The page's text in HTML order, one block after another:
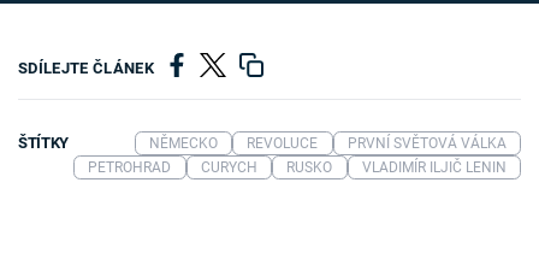
SDÍLEJTE ČLÁNEK
ŠTÍTKY NĚMECKO REVOLUCE
PRVNÍ SVĚTOVÁ VÁLKA
PETROHRAD
CURYCH RUSKO VLADIMÍR ILJIČ LENIN